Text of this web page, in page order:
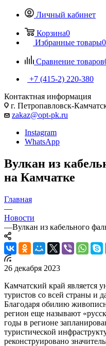
Личный кабинет
Корзина0
Избранные товары0
Сравнение товаров
+7 (415-2) 220-380
Контактная информация
г. Петропавловск-
zakaz@opt-pk.ru
Instagram
WhatsApp
Вулкан из
на Камчатке
Главная
—
Новости
—Вулкан из кабельного
26 декабря 2023
Камчатский край является
туристов со всей страны и
Благодаря обилию
регион еще называют
годы в регионе
туристической
реконструировано